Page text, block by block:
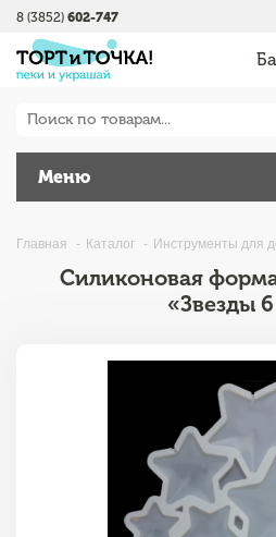
8 (3852) 602-747
Меню
Главная Каталог Инструменты для
Силиконовая
«Звезды